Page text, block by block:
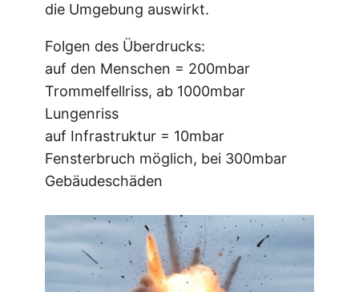
die Umgebung auswirkt.
Folgen des Überdrucks:
auf den Menschen = 200mbar
Trommelfellriss, ab 1000mbar
Lungenriss
auf Infrastruktur = 10mbar
Fensterbruch möglich, bei 300mbar
Gebäudeschäden